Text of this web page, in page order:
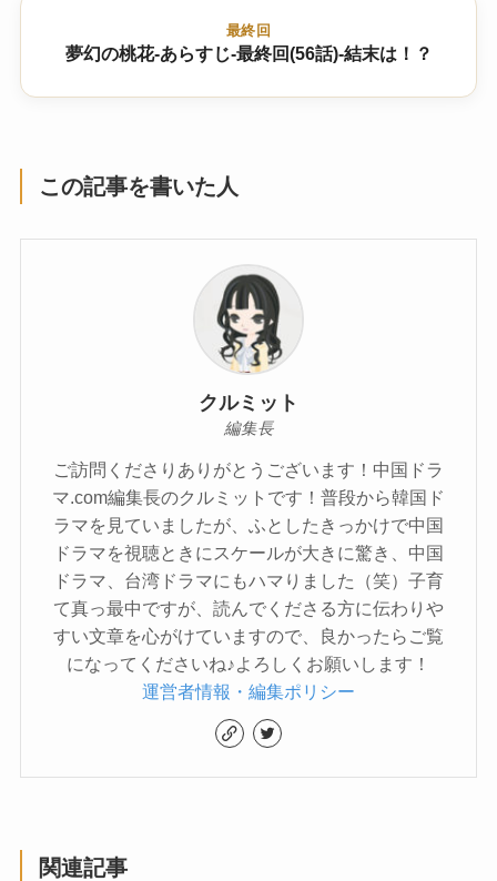
最終回
夢幻の桃花-あらすじ-最終回(56話)-結末は！？
この記事を書いた人
クルミット
編集長
ご訪問くださりありがとうございます！中国ドラ
マ.com編集長のクルミットです！普段から韓国ド
ラマを見ていましたが、ふとしたきっかけで中国
ドラマを視聴ときにスケールが大きに驚き、中国
ドラマ、台湾ドラマにもハマりました（笑）子育
て真っ最中ですが、読んでくださる方に伝わりや
すい文章を心がけていますので、良かったらご覧
になってくださいね♪よろしくお願いします！
運営者情報・編集ポリシー
関連記事